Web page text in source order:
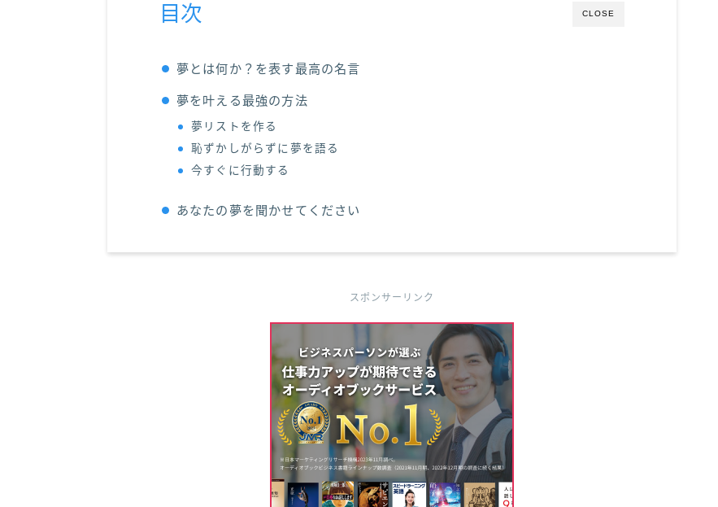
CLOSE
目次
夢とは何か？を表す最高の名言
夢を叶える最強の方法
夢リストを作る
恥ずかしがらずに夢を語る
今すぐに行動する
あなたの夢を聞かせてください
スポンサーリンク